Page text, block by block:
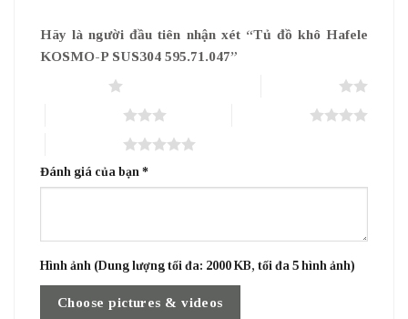
Hãy là người đầu tiên nhận xét “Tủ đồ khô Hafele
KOSMO-P SUS304 595.71.047”
Đánh giá của bạn *
Hình ảnh (Dung lượng tối đa: 2000 KB, tối đa 5 hình ảnh)
Choose pictures & videos